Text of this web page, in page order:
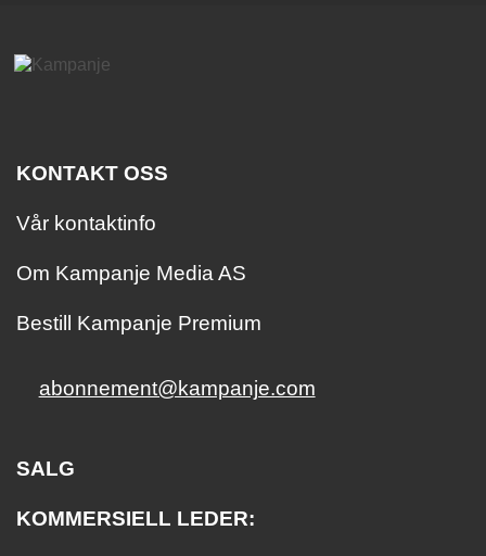
KONTAKT OSS
Vår kontaktinfo
Om Kampanje Media AS
Bestill Kampanje Premium
abonnement@kampanje.com
SALG
KOMMERSIELL LEDER: